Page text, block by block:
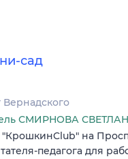
сад
Вернадского
СМИРНОВА
на
педагога для